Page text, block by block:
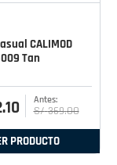
CALIMOD
Tan
.10 S/ 369.00
PRODUCTO